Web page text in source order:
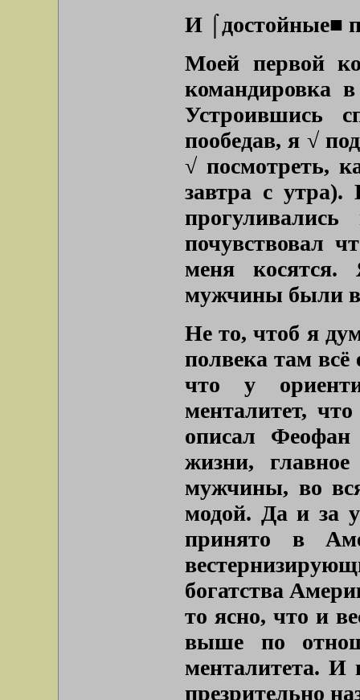
И ⌠достойные■
Моей первой
командировка
Устроившись
пообедав, я √
√ посмотреть,
завтра с утра).
почувствовал
меня
мужчины были в
Не то, чтоб я
полвека там
что у
менталитет,
описал
жизни,
мужчины, во
модой. Да и за
принято в
богатства
то ясно, что и
выше по
менталитета. И
презрительно